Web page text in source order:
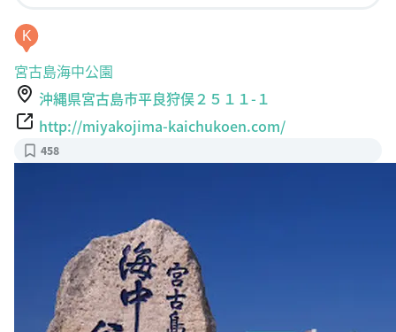
K
宮古島海中公園
沖縄県宮古島市平良狩俣２５１１-１
http://miyakojima-kaichukoen.com/
458